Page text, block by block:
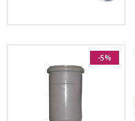
-5%